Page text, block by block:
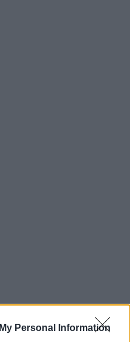
Personal Information